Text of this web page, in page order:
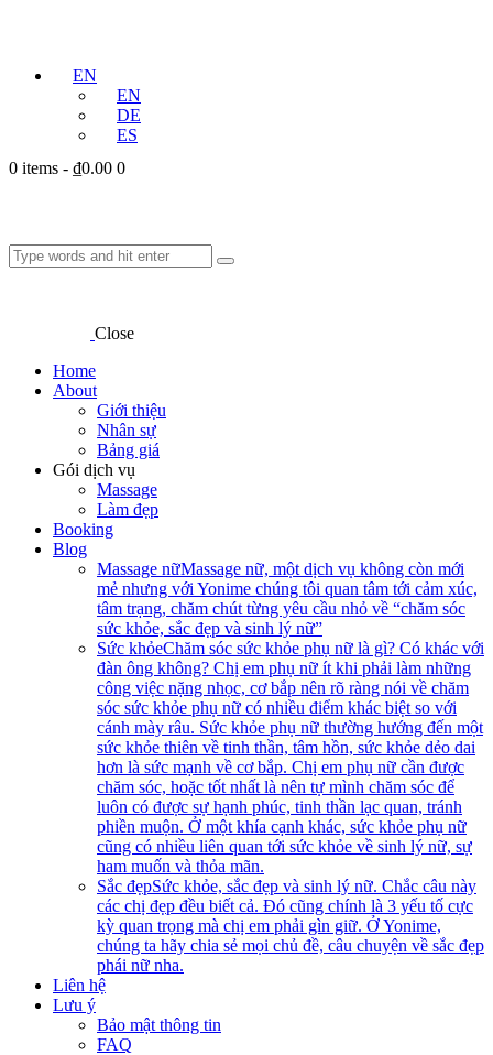
EN
EN
DE
ES
0 items - ₫0.00 0
Close
Home
About
Giới thiệu
Nhân sự
Bảng giá
Gói dịch vụ
Massage
Làm đẹp
Booking
Blog
Massage nữMassage nữ, một dịch vụ không còn mới
mẻ nhưng với Yonime chúng tôi quan tâm tới cảm xúc,
tâm trạng, chăm chút từng yêu cầu nhỏ về “chăm sóc
sức khỏe, sắc đẹp và sinh lý nữ”
Sức khỏeChăm sóc sức khỏe phụ nữ là gì? Có khác với
đàn ông không? Chị em phụ nữ ít khi phải làm những
công việc nặng nhọc, cơ bắp nên rõ ràng nói về chăm
sóc sức khỏe phụ nữ có nhiều điểm khác biệt so với
cánh mày râu. Sức khỏe phụ nữ thường hướng đến một
sức khỏe thiên về tinh thần, tâm hồn, sức khỏe dẻo dai
hơn là sức mạnh về cơ bắp. Chị em phụ nữ cần được
chăm sóc, hoặc tốt nhất là nên tự mình chăm sóc để
luôn có được sự hạnh phúc, tinh thần lạc quan, tránh
phiền muộn. Ở một khía cạnh khác, sức khỏe phụ nữ
cũng có nhiều liên quan tới sức khỏe về sinh lý nữ, sự
ham muốn và thỏa mãn.
Sắc đẹpSức khỏe, sắc đẹp và sinh lý nữ. Chắc câu này
các chị đẹp đều biết cả. Đó cũng chính là 3 yếu tố cực
kỳ quan trọng mà chị em phải gìn giữ. Ở Yonime,
chúng ta hãy chia sẻ mọi chủ đề, câu chuyện về sắc đẹp
phái nữ nha.
Liên hệ
Lưu ý
Bảo mật thông tin
FAQ